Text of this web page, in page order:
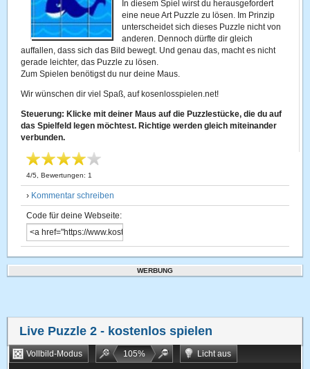
In diesem Spiel wirst du herausgefordert
eine neue Art Puzzle zu lösen. Im Prinzip
unterscheidet sich dieses Puzzle nicht von
anderen. Dennoch dürfte dir gleich
auffallen, dass sich das Bild bewegt. Und genau das, macht es nicht
gerade leichter, das Puzzle zu lösen.
Zum Spielen benötigst du nur deine Maus.
Wir wünschen dir viel Spaß, auf kosenlosspielen.net!
Steuerung: Klicke mit deiner Maus auf die Puzzlestücke, die du auf
das Spielfeld legen möchtest. Richtige werden gleich miteinander
verbunden.
4/5 , Bewertungen: 1
› Kommentar schreiben
Code für deine Webseite:
WERBUNG
Live Puzzle 2 - kostenlos spielen
Vollbild-Modus 105%
Licht aus